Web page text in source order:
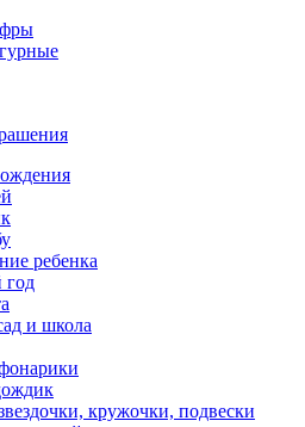
ребенка
год
и школа
кружочки, подвески